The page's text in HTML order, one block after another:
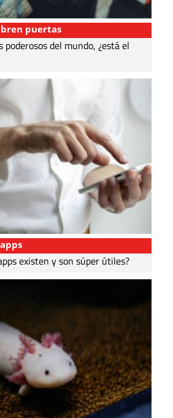
puertas
poderosos del mundo, ¿está el
existen y son súper útiles?